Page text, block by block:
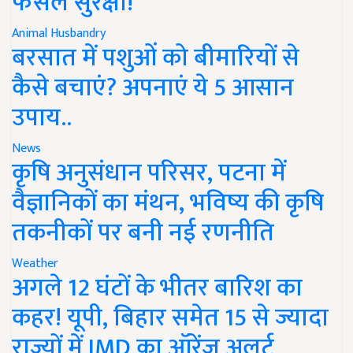
Animal Husbandry
बरसात में पशुओं को बीमारियों से
कैसे बचाएं? अपनाएं ये 5 आसान
उपाय..
News
कृषि अनुसंधान परिसर, पटना में
वैज्ञानिकों का मंथन, भविष्य की कृषि
तकनीकों पर बनी नई रणनीति
Weather
अगले 12 घंटों के भीतर बारिश का
कहर! यूपी, बिहार समेत 15 से ज्यादा